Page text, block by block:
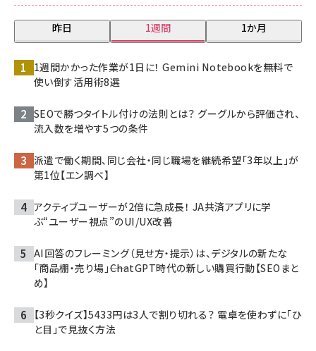
昨日 1週間 1か月
1週間かかった作業が1日に！ Gemini Notebookを無料で
使い倒す活用術8選
SEOで勝つタイトル付けの法則とは？ グーグルから評価され、
流入数を増やす5つの条件
派遣で働く期間、同じ会社・同じ職場を継続希望「3年以上」が
第1位【エン調べ】
アクティブユーザーが2倍に急成長！ JA共済アプリに学
ぶ“ユーザー視点”のUI/UX改善
AI回答のフレーミング（見せ方・提示）は、デジタルの新たな
「商品棚・売り場」――ChatGPT時代の新しい購買行動【SEOまと
め】
【3秒クイズ】5433円は3人で割り切れる？ 電卓を使わずに「ひ
と目」で見抜く方法